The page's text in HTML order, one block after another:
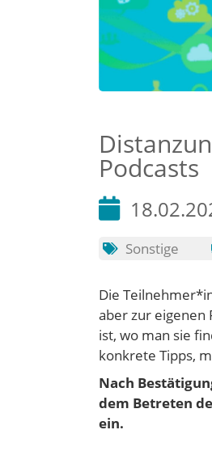
Podcasts
Sonstige
Die
aber zur eigenen
ist, wo man sie
konkrete Tipps,
Nach
dem Betreten
ein.